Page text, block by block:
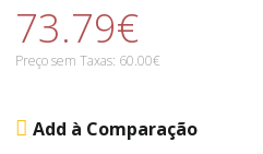
73.79€
Preço sem Taxas: 60.00€
Add à Comparação